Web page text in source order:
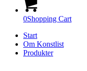
0Shopping Cart
Start
Om Konstlist
Produkter